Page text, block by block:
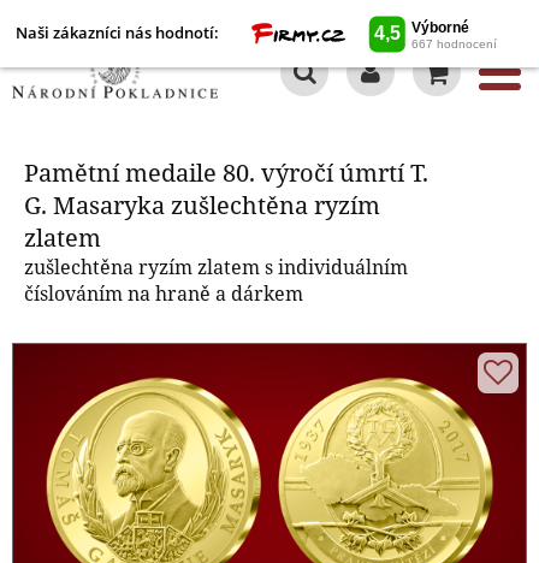
Naši zákazníci nás hodnotí:
Pamětní medaile 80. výročí úmrtí T.
G. Masaryka zušlechtěna ryzím
zlatem
zušlechtěna ryzím zlatem s individuálním
číslováním na hraně a dárkem
Pamětní medaile 80. výročí úmrtí
zlatem